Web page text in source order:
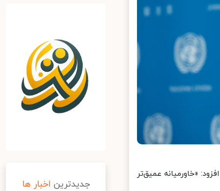
«خاورمیانه عمیق‌تر
جدیدترین اخبار ها